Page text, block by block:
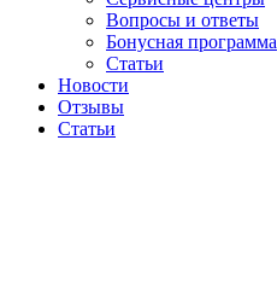
Вопросы и ответы
Бонусная программа
Статьи
Новости
Отзывы
Статьи